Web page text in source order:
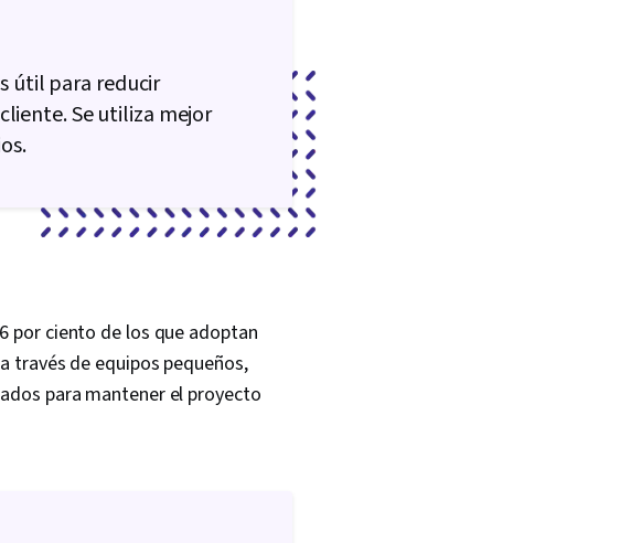
útil para reducir
Se utiliza mejor
por ciento de los que adoptan
través de equipos pequeños,
para mantener el proyecto